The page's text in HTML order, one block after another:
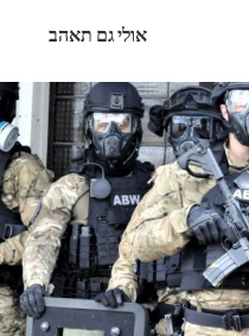
אולי גם תאהב